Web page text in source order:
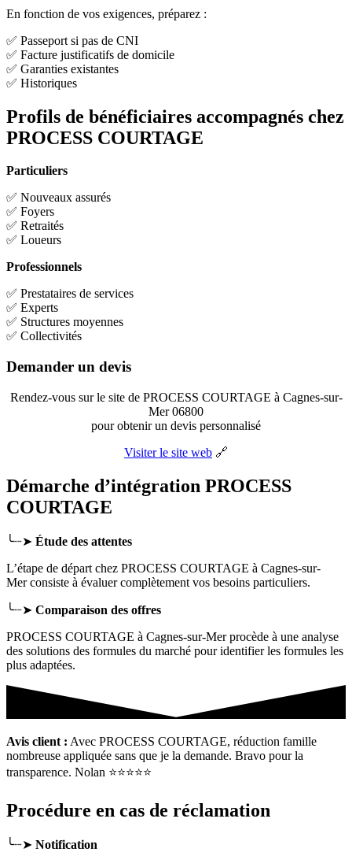
En fonction de vos exigences, préparez :
✅ Passeport si pas de CNI
✅ Facture justificatifs de domicile
✅ Garanties existantes
✅ Historiques
Profils de bénéficiaires accompagnés chez
PROCESS COURTAGE
Particuliers
✅ Nouveaux assurés
✅ Foyers
✅ Retraités
✅ Loueurs
Professionnels
✅ Prestataires de services
✅ Experts
✅ Structures moyennes
✅ Collectivités
Demander un devis
Rendez-vous sur le site de PROCESS COURTAGE à Cagnes-sur-
Mer 06800
pour obtenir un devis personnalisé
Visiter le site web 🔗
Démarche d’intégration PROCESS
COURTAGE
╰┈➤ Étude des attentes
L’étape de départ chez PROCESS COURTAGE à Cagnes-sur-
Merconsiste à évaluer complètement vos besoins particuliers.
╰┈➤ Comparaison des offres
PROCESS COURTAGE à Cagnes-sur-Mer procède à une analyse
des solutions des formules du marché pour identifier les formules les
plus adaptées.
Avis client : Avec PROCESS COURTAGE, réduction famille
nombreuse appliquée sans que je la demande. Bravo pour la
transparence. Nolan ⭐⭐⭐⭐⭐
Procédure en cas de réclamation
╰┈➤ Notification